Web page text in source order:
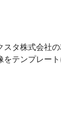
スタ株式会社
テンプレー